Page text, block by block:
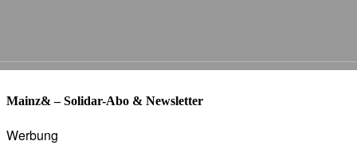
Mainz& – Solidar-Abo & Newsletter
Werbung